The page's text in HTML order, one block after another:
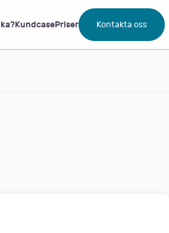
KundcasePriser Kontakta oss